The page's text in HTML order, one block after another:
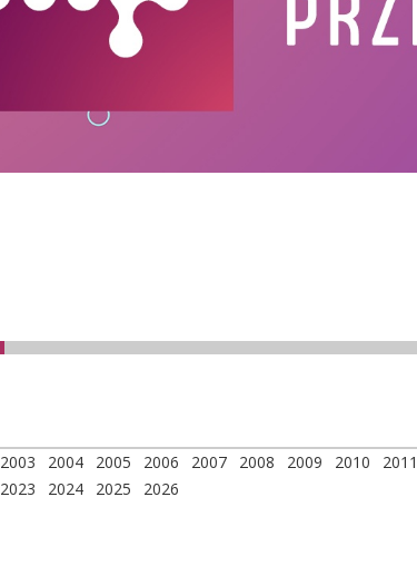
2003 2004 2005 2006 2007 2008 2009 2010 2011
2023 2024 2025 2026